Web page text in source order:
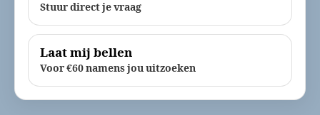
Stuur direct je vraag
Laat mij bellen
Voor €60 namens jou uitzoeken